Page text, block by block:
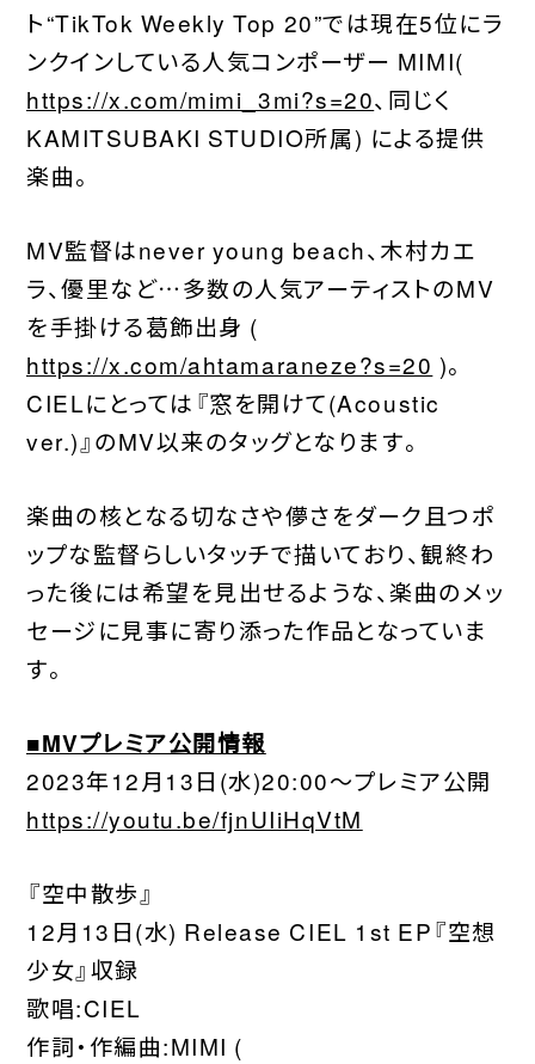
ト“TikTok Weekly Top 20”では現在5位にラ
ンクインしている人気コンポーザー MIMI(
https://x.com/mimi_3mi?s=20、同じく
KAMITSUBAKI STUDIO所属) による提供
楽曲。
MV監督はnever young beach、木村カエ
ラ、優里など…多数の人気アーティストのMV
を手掛ける葛飾出身 (
https://x.com/ahtamaraneze?s=20 )。
CIELにとっては『窓を開けて(Acoustic
ver.)』のMV以来のタッグとなります。
楽曲の核となる切なさや儚さをダーク且つポ
ップな監督らしいタッチで描いており、観終わ
った後には希望を見出せるような、楽曲のメッ
セージに見事に寄り添った作品となっていま
す。
■MVプレミア公開情報
2023年12月13日(水)20:00〜プレミア公開
https://youtu.be/fjnUIiHqVtM
『空中散歩』
12月13日(水) Release CIEL 1st EP『空想
少女』収録
歌唱:CIEL
作詞・作編曲:MIMI (